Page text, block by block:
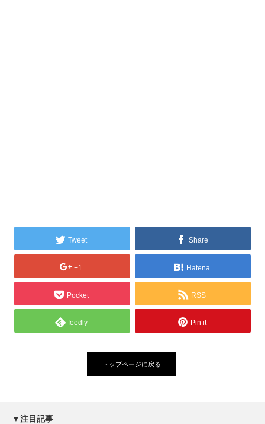
Tweet Share
+1 Hatena
Pocket RSS
feedly Pin it
トップページに戻る
▼注目記事